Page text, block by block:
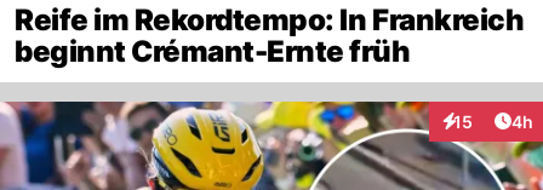
Reife im Rekordtempo: In Frankreich
beginnt Crémant-Ernte früh
15
Interaktionen
4h